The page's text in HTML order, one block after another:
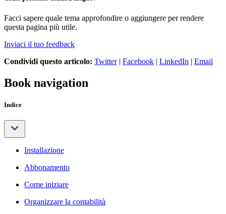
Facci sapere quale tema approfondire o aggiungere per rendere
questa pagina più utile.
Inviaci il tuo feedback
Condividi questo articolo: Twitter| Facebook | LinkedIn | Email
Book navigation
Indice
Installazione
Abbonamento
Come iniziare
Organizzare la contabilità